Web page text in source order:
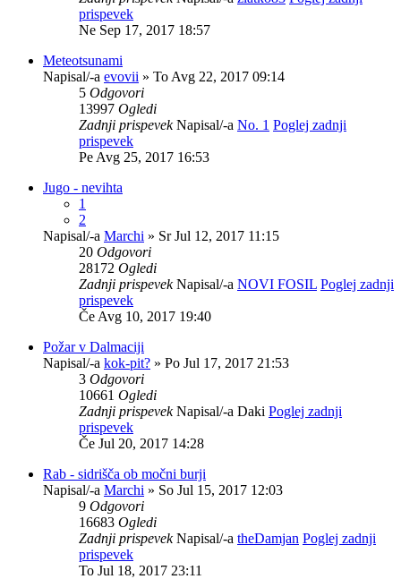
prispevek
Ne Sep 17, 2017 18:57
Meteotsunami
Napisal/-a evovii » To Avg 22, 2017 09:14
5 Odgovori
13997 Ogledi
Zadnji prispevekNapisal/-a No. 1 Poglej zadnji
prispevek
Pe Avg 25, 2017 16:53
Jugo - nevihta
1
2
Napisal/-a Marchi » Sr Jul 12, 2017 11:15
20 Odgovori
28172 Ogledi
Zadnji prispevekNapisal/-a NOVI FOSIL Poglej zadnji
prispevek
Če Avg 10, 2017 19:40
Požar v Dalmaciji
Napisal/-a kok-pit? » Po Jul 17, 2017 21:53
3 Odgovori
10661 Ogledi
Zadnji prispevekNapisal/-a Daki Poglej zadnji
prispevek
Če Jul 20, 2017 14:28
Rab - sidrišča ob močni burji
Napisal/-a Marchi » So Jul 15, 2017 12:03
9 Odgovori
16683 Ogledi
Zadnji prispevekNapisal/-a theDamjan Poglej zadnji
prispevek
To Jul 18, 2017 23:11